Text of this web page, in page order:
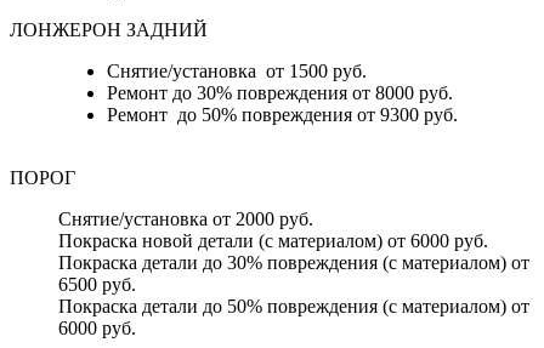
ЛОНЖЕРОН ЗАДНИЙ
Снятие/установка от 1500 руб.
Ремонт до 30% повреждения от 8000 руб.
Ремонт до 50% повреждения от 9300 руб.
ПОРОГ
Снятие/установка от 2000 руб.
Покраска новой детали (с материалом) от 6000 руб.
Покраска детали до 30% повреждения (с материалом) от
6500 руб.
Покраска детали до 50% повреждения (с материалом) от
6000 руб.